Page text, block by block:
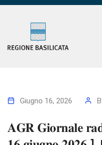
Giugno 16, 2026
𝐀𝐆𝐑 𝐆𝐢𝐨𝐫𝐧𝐚𝐥𝐞